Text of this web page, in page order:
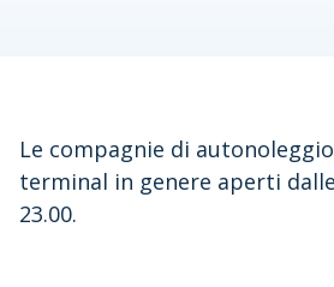
Le compagnie di
terminal in genere aperti
23.00.